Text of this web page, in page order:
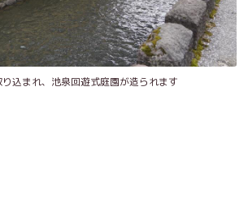
込まれ、池泉回遊式庭園が造られます